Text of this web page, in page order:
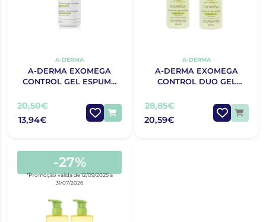
A-DERMA
A-DERMA EXOMEGA
CONTROL GEL ESPUMA
CORPO 500 ML
20,50€
13,94€
A-DERMA
A-DERMA EXOMEGA
CONTROL DUO GEL
ML PROMO
28,85€
20,59€
-27%
*Promoção válida de 12/09/2025 a
31/07/2026